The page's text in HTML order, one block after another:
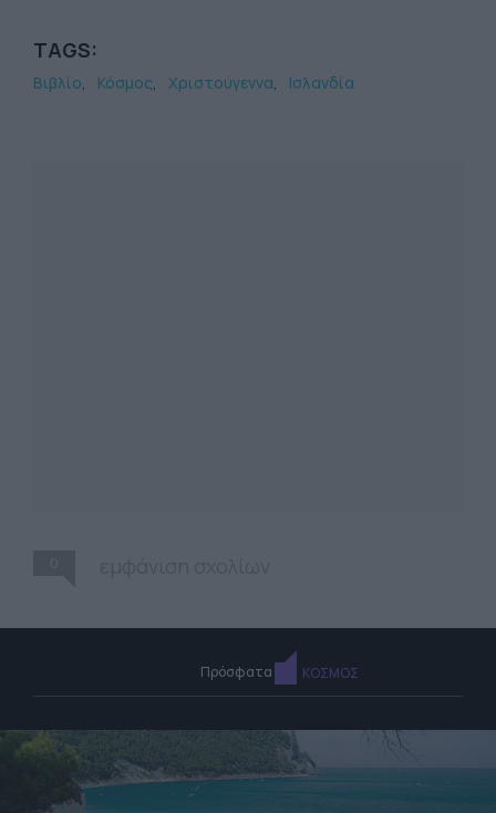
TAGS:
Βιβλίο Κόσμος Χριστούγεννα Ισλανδία
Πρόσφατα ΚΟΣΜΟΣ